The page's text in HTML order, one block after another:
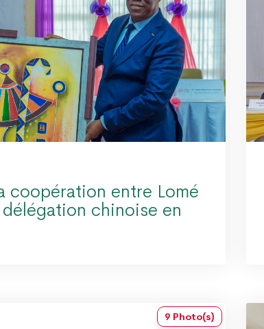
coopération entre Lomé
chinoise en
9 Photo(s)